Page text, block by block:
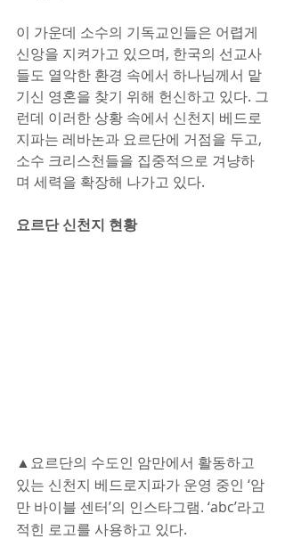
이 가운데 소수의 기독교인들은 어렵게
신앙을 지켜가고 있으며, 한국의 선교사
들도 열악한 환경 속에서 하나님께서 맡
기신 영혼을 찾기 위해 헌신하고 있다. 그
런데 이러한 상황 속에서 신천지 베드로
지파는 레바논과 요르단에 거점을 두고,
소수 크리스천들을 집중적으로 겨냥하
며 세력을 확장해 나가고 있다.
요르단 신천지 현황
▲요르단의 수도인 암만에서 활동하고
있는 신천지 베드로지파가 운영 중인 ‘암
만 바이블 센터’의 인스타그램. ‘abc’라고
적힌 로고를 사용하고 있다.